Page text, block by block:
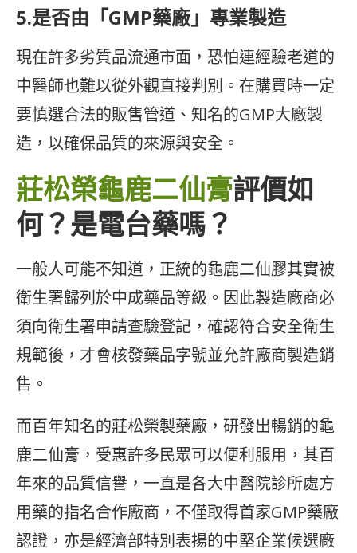
5.是否由「GMP藥廠」專業製造
現在許多劣質品流通市面，恐怕連經驗老道的
中醫師也難以從外觀直接判別。在購買時一定
要慎選合法的販售管道、知名的GMP大廠製
造，以確保品質的來源與安全。
莊松榮龜鹿二仙膏評價如
何？是電台藥嗎？
一般人可能不知道，正統的龜鹿二仙膠其實被
衛生署歸列於中成藥品等級。因此製造廠商必
須向衛生署申請查驗登記，確認符合安全衛生
規範後，才會核發藥品字號並允許廠商製造銷
售。
而百年知名的莊松榮製藥廠，研發出暢銷的龜
鹿二仙膏，受惠許多民眾可以便利服用，其百
年來的品質信譽，一直是各大中醫院診所處方
用藥的指名合作廠商，不僅取得首家GMP藥廠
認證，亦是經濟部特別表揚的中堅企業候選廠